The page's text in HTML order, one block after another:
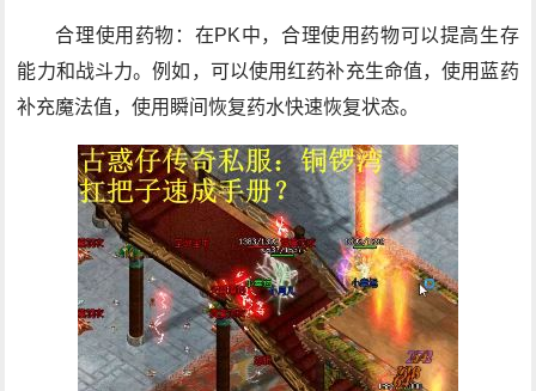
合理使用药物：在PK中，合理使用药物可以提高生存
能力和战斗力。例如，可以使用红药补充生命值，使用蓝药
补充魔法值，使用瞬间恢复药水快速恢复状态。